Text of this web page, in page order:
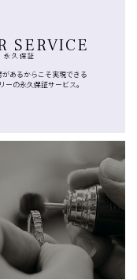
SERVICE
永久保証
あるからこそ実現できる
ーの永久保証サービス。